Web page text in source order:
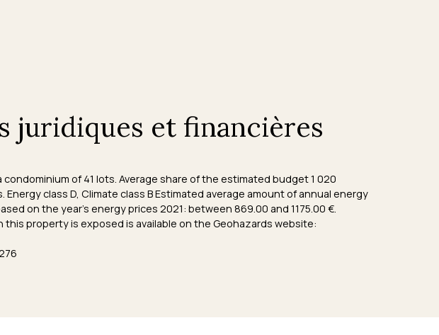
juridiques et financières
condominium of 41 lots. Average share of the estimated budget 1 020
class D, Climate class B Estimated average amount of annual energy
on the year's energy prices 2021: between 869.00 and 1175.00 €.
property is exposed is available on the Geohazards website: